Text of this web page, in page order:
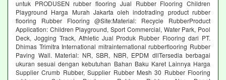
untuk PRODUSEN rubber flooring Jual Rubber Flooring Children
Playground Harga Murah Jakarta oleh indotrading product rubber
flooring Rubber Flooring @Site:Material: Recycle RubberProduct
Application: Children Playground, Sport Commercial, Water Park, Pool
Deck, Jogging Track, Athletic Jual Produk Rubber Flooring dari PT.
Dhimas Trimitra International mitrainternational rubberflooring Rubber
Paving Wall. Material: NR, SBR, NBR, EPDM dllTersedia berbagai
ukuran sesuai dengan kebutuhan Bahan Baku Karet Lainnya Harga
Supplier Crumb Rubber, Supplier Rubber Mesh 30 Rubber Flooring